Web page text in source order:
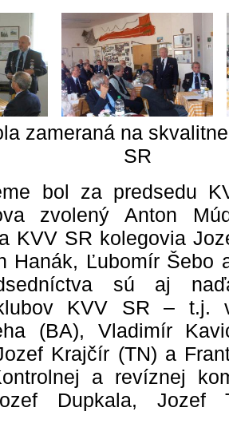
zameraná na
SR
bol za predsedu
zvolený Anton
KVV SR kolegovia
Hanák, Ľubomír Šebo
sú aj
KVV SR – t.j.
(BA), Vladimír
Krajčír (TN) a
a revíznej
Dupkala, Jozef